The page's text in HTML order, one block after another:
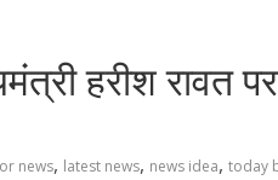
हरीश रावत
news, latest news, news idea, today